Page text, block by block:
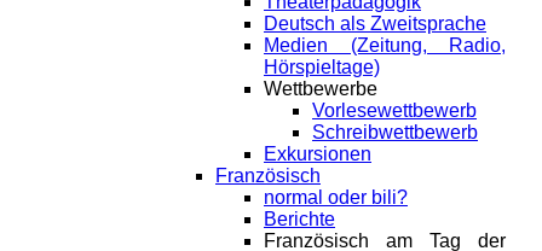
Deutsch als Zweitsprache
Medien (Zeitung, Radio,
Hörspieltage)
Wettbewerbe
Vorlesewettbewerb
Schreibwettbewerb
Exkursionen
Französisch
normal oder bili?
Berichte
Französisch am Tag der